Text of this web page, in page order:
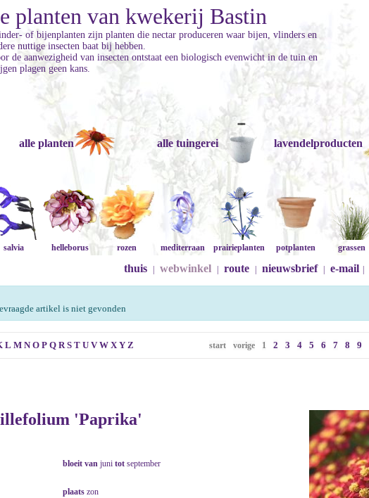
planten van kwekerij Bastin
of bijenplanten zijn planten die nectar produceren waar bijen, vlinders en
nuttige insecten baat bij hebben.
de aanwezigheid van insecten ontstaat een biologisch evenwicht in de tuin en
plagen geen kans.
alle planten alle tuingerei lavendelproducten
salvia helleborus rozen mediterraan prairieplanten potplanten grassen
thuis webwinkel route nieuwsbrief e-mail
artikel is niet gevonden
L M N O P Q R S T U V W X Y Z start vorige 1 2 3 4 5 6 7 8 9
'Paprika'
bloeit van juni tot september
plaats zon